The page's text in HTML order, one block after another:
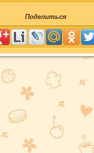
Поделиться